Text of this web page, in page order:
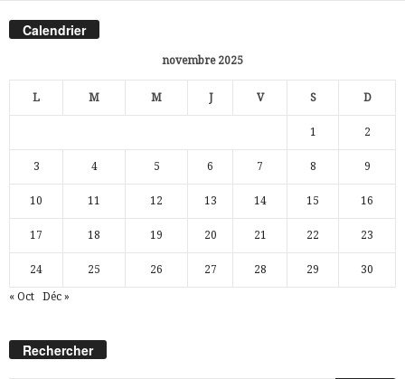
Calendrier
novembre 2025
L M M J V S D
1 2
3 4 5 6 7 8 9
10 11 12 13 14 15 16
17 18 19 20 21 22 23
24 25 26 27 28 29 30
« Oct Déc »
Rechercher